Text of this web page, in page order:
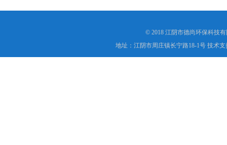
© 2018 江阴市德尚环保科技
地址：江阴市周庄镇长宁路18-1号 技术